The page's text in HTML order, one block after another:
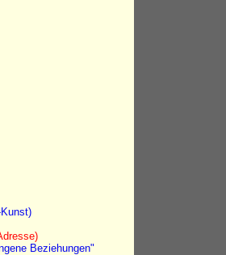
Beziehungen"